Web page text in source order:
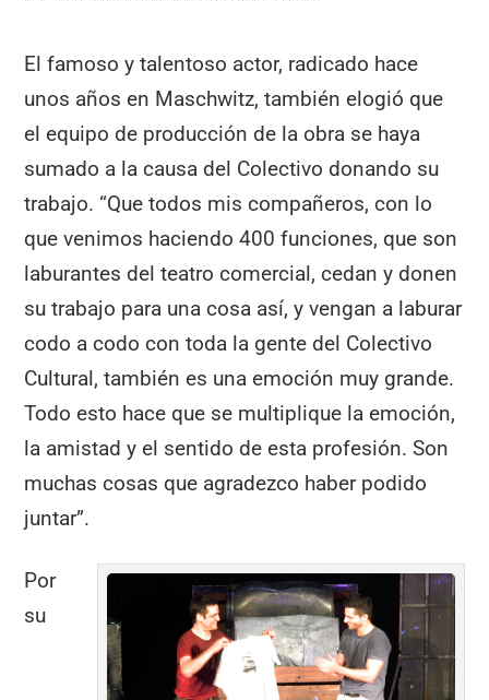
El famoso y talentoso actor, radicado hace
unos años en Maschwitz, también elogió que
el equipo de producción de la obra se haya
sumado a la causa del Colectivo donando su
trabajo. “Que todos mis compañeros, con lo
que venimos haciendo 400 funciones, que son
laburantes del teatro comercial, cedan y donen
su trabajo para una cosa así, y vengan a laburar
codo a codo con toda la gente del Colectivo
Cultural, también es una emoción muy grande.
Todo esto hace que se multiplique la emoción,
la amistad y el sentido de esta profesión. Son
muchas cosas que agradezco haber podido
juntar”.
Por
su